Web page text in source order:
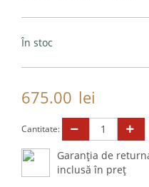
În stoc
675.00 lei
Cantitate:
Garanția de
inclusă în preț